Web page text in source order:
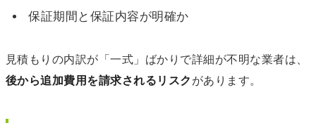
保証期間と保証内容が明確か
見積もりの内訳が「一式」ばかりで詳細が不明な業者は、
後から追加費用を請求されるリスク があります。